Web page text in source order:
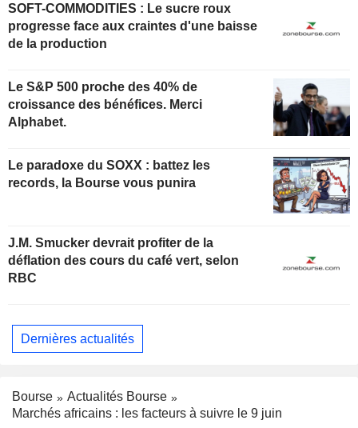
SOFT-COMMODITIES : Le sucre roux
progresse face aux craintes d'une baisse
de la production
Le S&P 500 proche des 40% de
croissance des bénéfices. Merci
Alphabet.
Le paradoxe du SOXX : battez les
records, la Bourse vous punira
J.M. Smucker devrait profiter de la
déflation des cours du café vert, selon
RBC
Dernières actualités
Bourse
Actualités Bourse
Marchés africains : les facteurs à suivre le 9 juin